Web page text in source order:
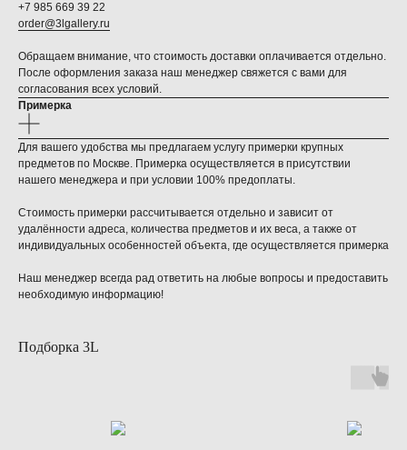
+7 985 669 39 22
order@3lgallery.ru
Обращаем внимание, что стоимость доставки оплачивается отдельно.
После оформления заказа наш менеджер свяжется с вами для
согласования всех условий.
Примерка
Для вашего удобства мы предлагаем услугу примерки крупных
предметов по Москве. Примерка осуществляется в присутствии
нашего менеджера и при условии 100% предоплаты.
Стоимость примерки рассчитывается отдельно и зависит от
удалённости адреса, количества предметов и их веса, а также от
индивидуальных особенностей объекта, где осуществляется примерка
Наш менеджер всегда рад ответить на любые вопросы и предоставить
необходимую информацию!
Подборка 3L